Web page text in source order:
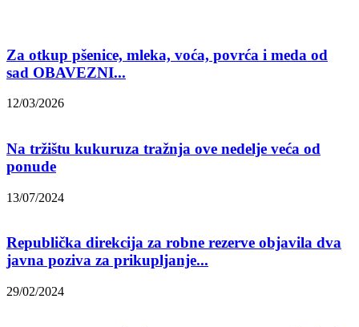
Za otkup pšenice, mleka, voća, povrća i meda od
sad OBAVEZNI...
12/03/2026
Na tržištu kukuruza tražnja ove nedelje veća od
ponude
13/07/2024
Republička direkcija za robne rezerve objavila dva
javna poziva za prikupljanje...
29/02/2024